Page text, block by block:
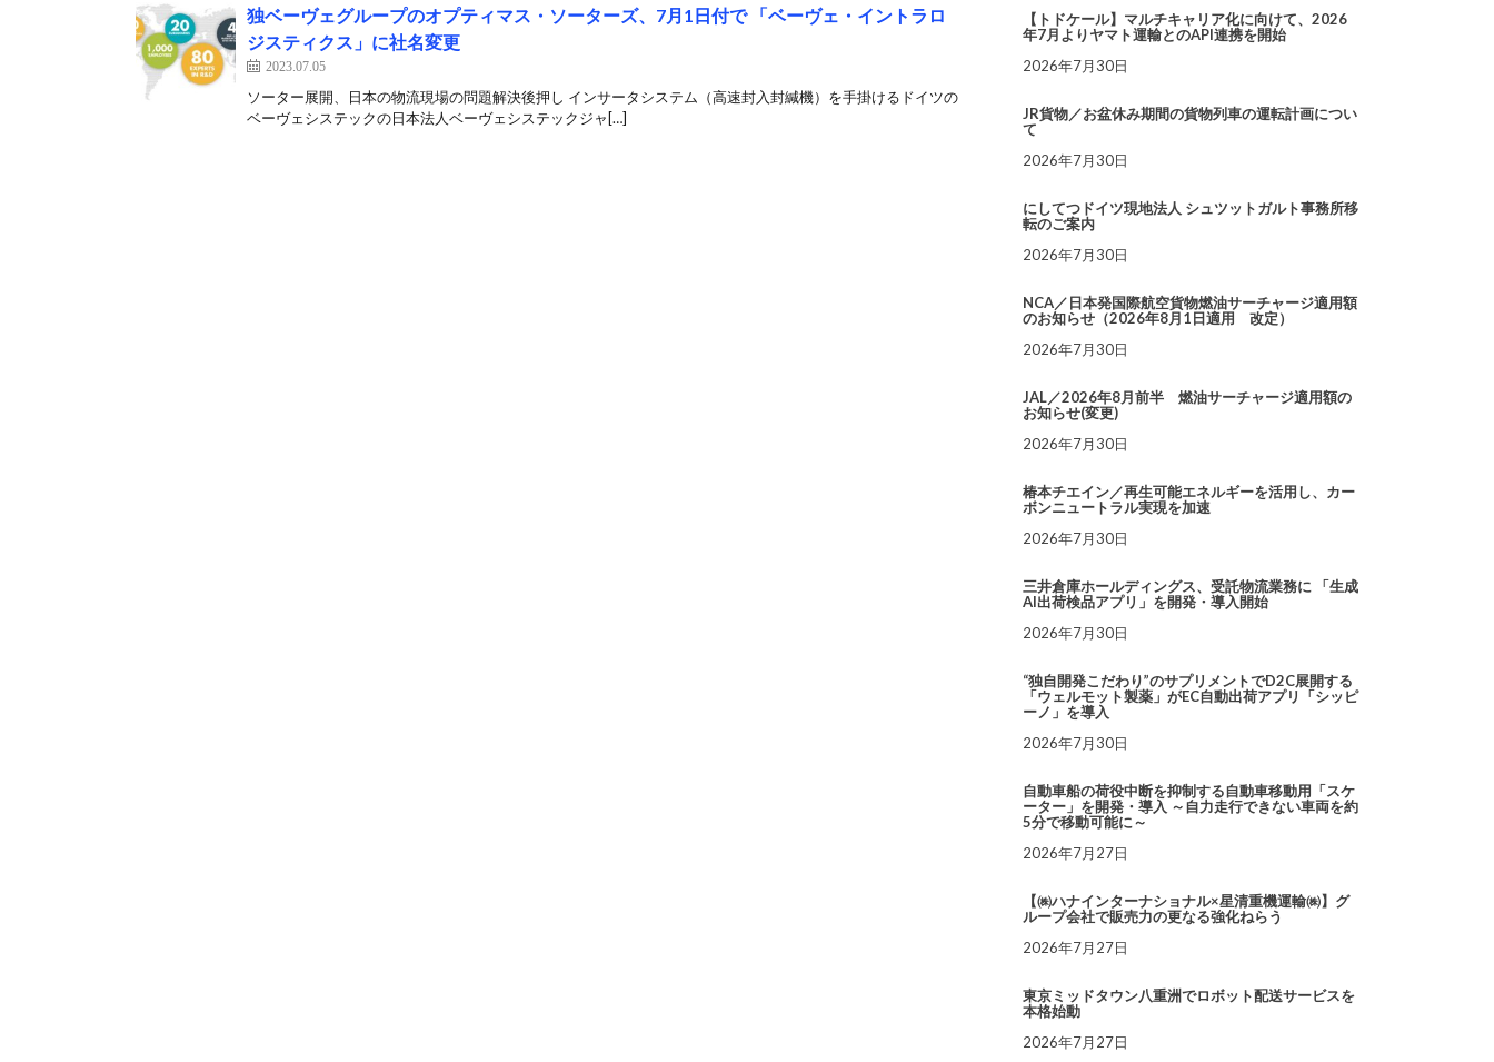
独ベーヴェグループのオプティマス・ソーターズ、7月1日付で 「ベーヴェ・イントラロ
ジスティクス」に社名変更
2023.07.05
ソーター展開、日本の物流現場の問題解決後押し インサータシステム（高速封入封緘機）を手掛けるドイツの
ベーヴェシステックの日本法人ベーヴェシステックジャ[…]
【トドケール】マルチキャリア化に向けて、2026
年7月よりヤマト運輸とのAPI連携を開始
2026年7月30日
JR貨物／お盆休み期間の貨物列車の運転計画につい
て
2026年7月30日
にしてつドイツ現地法人 シュツットガルト事務所移
転のご案内
2026年7月30日
NCA／日本発国際航空貨物燃油サーチャージ適用額
のお知らせ（2026年8月1日適用 改定）
2026年7月30日
JAL／2026年8月前半 燃油サーチャージ適用額の
お知らせ(変更)
2026年7月30日
椿本チエイン／再生可能エネルギーを活用し、カー
ボンニュートラル実現を加速
2026年7月30日
三井倉庫ホールディングス、受託物流業務に 「生成
AI出荷検品アプリ」を開発・導入開始
2026年7月30日
“独自開発こだわり”のサプリメントでD2C展開する
「ウェルモット製薬」がEC自動出荷アプリ「シッピ
ーノ」を導入
2026年7月30日
自動車船の荷役中断を抑制する自動車移動用「スケ
ーター」を開発・導入 ～自力走行できない車両を約
5分で移動可能に～
2026年7月27日
【㈱ハナインターナショナル×星清重機運輸㈱】グ
ループ会社で販売力の更なる強化ねらう
2026年7月27日
東京ミッドタウン八重洲でロボット配送サービスを
本格始動
2026年7月27日